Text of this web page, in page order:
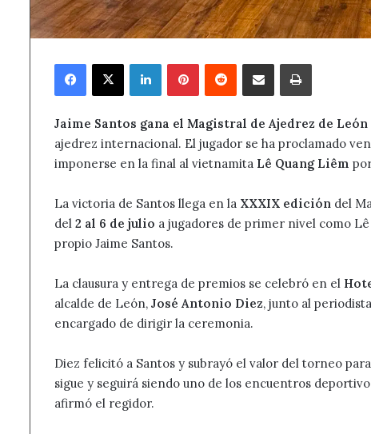
Facebook
X LinkedInPinterestReddit Compartir por correo electrónicoImprimir
Jaime Santos gana el Magistral de Ajedrez de León
ajedrez internacional. El jugador se ha proclamado
imponerse en la final al vietnamita Lê Quang Liêm
La victoria de Santos llega en la XXXIX edición del
del 2 al 6 de julio a jugadores de primer nivel como
propio Jaime Santos.
La clausura y entrega de premios se celebró en el
alcalde de León, José Antonio Diez, junto al
encargado de dirigir la ceremonia.
Diez felicitó a Santos y subrayó el valor del torneo
sigue y seguirá siendo uno de los encuentros
afirmó el regidor.